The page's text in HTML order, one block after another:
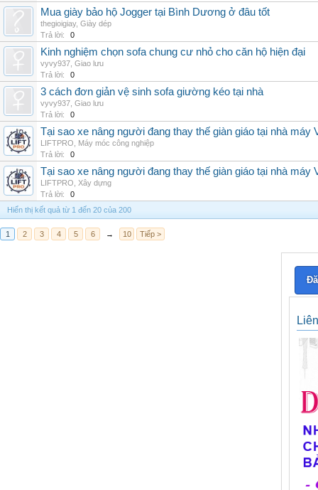
Mua giày bảo hộ Jogger tại Bình Dương ở đâu tốt
thegioigiay, Giày dép
Trả lời:
0
Kinh nghiệm chọn sofa chung cư nhỏ cho căn hộ hiện đại
vyvy937 Giao lưu
Trả lời:
0
3 cách đơn giản vệ sinh sofa giường kéo tại nhà
vyvy937 Giao lưu
Trả lời:
0
Tại sao xe nâng người đang thay thế giàn giáo tại nhà máy
LIFTPRO
Máy móc công nghiệp
Trả lời:
0
Tại sao xe nâng người đang thay thế giàn giáo tại nhà máy
LIFTPRO
Xây dựng
Trả lời:
0
Hiển thị kết quả từ 1 đến 20 của 200
1 2 3 4 5 6 → 10 Tiếp >